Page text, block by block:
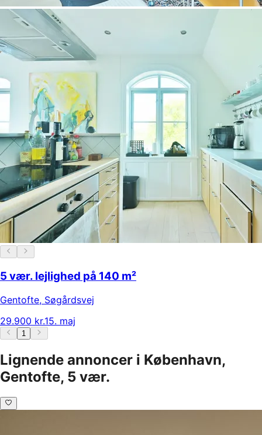
5 vær. lejlighed på 140 m²
Gentofte, Søgårdsvej
29.900 kr.15. maj
1
Lignende annoncer i København,
Gentofte, 5 vær.